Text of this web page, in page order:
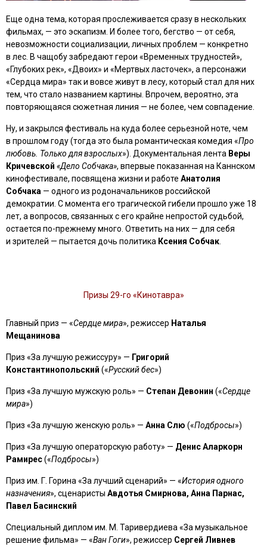
Еще одна тема, которая прослеживается сразу в нескольких
фильмах, — это эскапизм. И более того, бегство — от себя,
невозможности социализации, личных проблем — конкретно
в лес. В чащобу забредают герои «Временных трудностей»,
«Глубоких рек», «Двоих» и «Мертвых ласточек», а персонажи
«Сердца мира» так и вовсе живут в лесу, который стал для них
тем, что стало названием картины. Впрочем, вероятно, эта
повторяющаяся сюжетная линия — не более, чем совпадение.
Ну, и закрылся фестиваль на куда более серьезной ноте, чем
в прошлом году (тогда это была романтическая комедия «Про
любовь. Только для взрослых»). Документальная лента Веры
Кричевской «Дело Собчака», впервые показанная на Каннском
кинофестивале, посвящена жизни и работе Анатолия
Собчака — одного из родоначальников российской
демократии. С момента его трагической гибели прошло уже 18
лет, а вопросов, связанных с его крайне непростой судьбой,
остается по-прежнему много. Ответить на них — для себя
и зрителей — пытается дочь политика Ксения Собчак
Призы 29-го «Кинотавра»
Главный приз — «Сердце мира», режиссер Наталья
Мещанинова
Приз «За лучшую режиссуру» — Григорий
Константинопольский («Русский бес»)
Приз «За лучшую мужскую роль» — Степан Девонин («Сердце
мира»)
Приз «За лучшую женскую роль» — Анна Слю («Подбросы»)
Приз «За лучшую операторскую работу» — Денис Аларкорн
Рамирес(«Подбросы»)
Приз им. Г. Горина «За лучший сценарий» — «История одного
назначения», сценаристы Авдотья Смирнова, Анна Парнас,
Павел Басинский
Специальный диплом им. М. Таривердиева «За музыкальное
решение фильма» — «Ван Гоги», режиссер Сергей Ливнев